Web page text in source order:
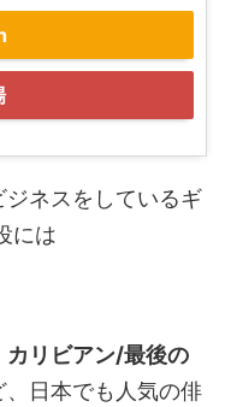
ネスをしているギ
には
カリビアン/最後の
日本でも人気の俳